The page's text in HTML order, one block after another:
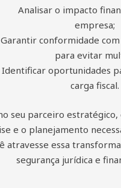
Analisar o impacto
empresa;
Garantir conformidade com
para evitar
Identificar oportunidades
carga fiscal.
seu parceiro
e o planejamento
atravesse essa
segurança jurídica e